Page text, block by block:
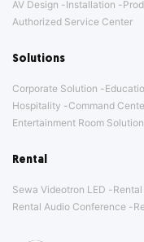
AV Design Installation
Authorized Service Center
Solutions
Corporate Solution
Hospitality
Command
Entertainment Room Solution
Rental
Sewa Videotron LED
Rental Audio Conference